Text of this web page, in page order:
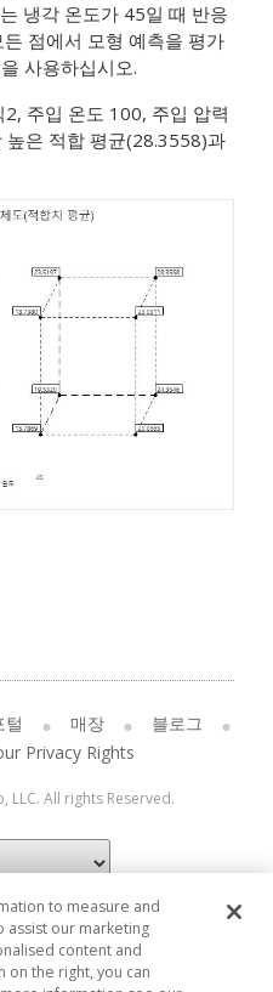
냉각 온도가 45일 때 반응
점에서 모형 예측을 평가
사용하십시오.
주입 온도 100, 주입 압력
은 적합 평균(28.3558)과
털 매장
블로그
Privacy Rights
All rights Reserved.
to measure and
assist our marketing
content and
on the right, you can